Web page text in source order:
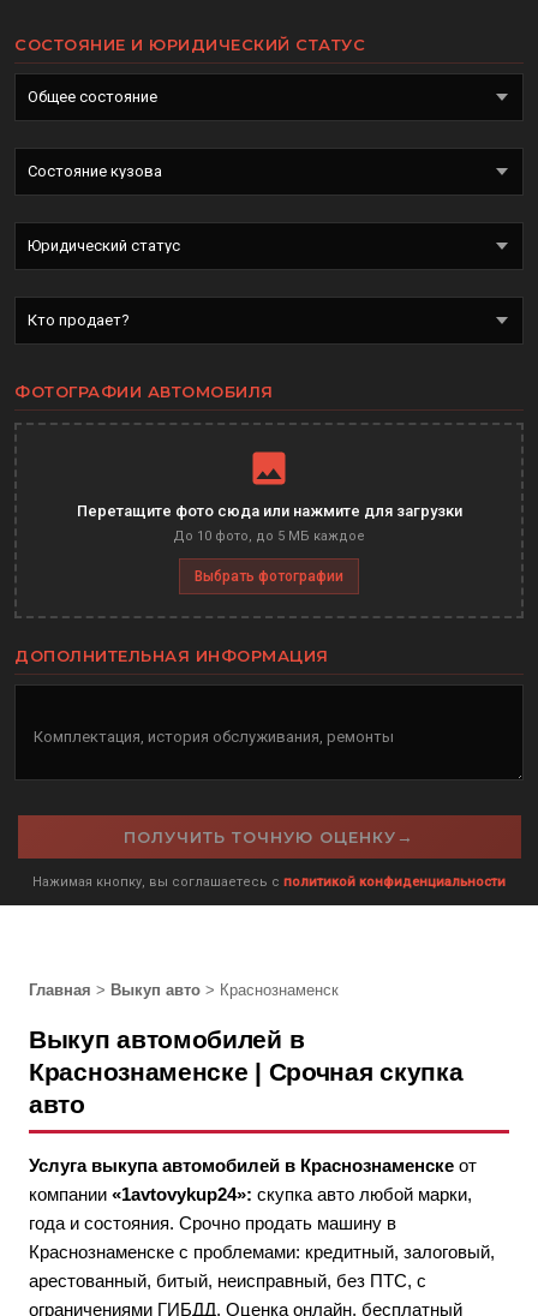
СОСТОЯНИЕ И ЮРИДИЧЕСКИЙ СТАТУС
ФОТОГРАФИИ АВТОМОБИЛЯ
Перетащите фото сюда или нажмите для загрузки
До 10 фото, до 5 МБ каждое
Выбрать фотографии
ДОПОЛНИТЕЛЬНАЯ ИНФОРМАЦИЯ
Комплектация, история обслуживания, ремонты
ПОЛУЧИТЬ ТОЧНУЮ ОЦЕНКУ →
Нажимая кнопку, вы соглашаетесь с политикой конфиденциальности
Главная > Выкуп авто > Краснознаменск
Выкуп автомобилей в
Краснознаменске | Срочная скупка
авто
Услуга выкупа автомобилей в Краснознаменске от
компании «1avtovykup24»: скупка авто любой марки,
года и состояния. Срочно продать машину в
Краснознаменске с проблемами: кредитный, залоговый,
арестованный, битый, неисправный, без ПТС, с
ограничениями ГИБДД. Оценка онлайн, бесплатный